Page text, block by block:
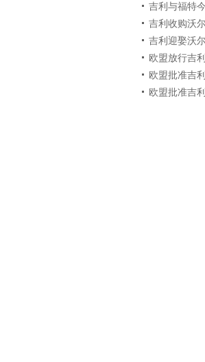
吉利与福特
吉利收购沃
吉利迎娶沃
欧盟放行吉
欧盟批准吉
欧盟批准吉